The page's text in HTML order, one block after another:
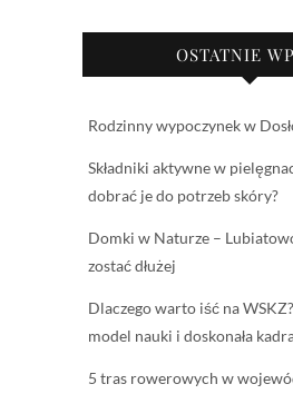
OSTATNIE
Rodzinny wypoczynek w
Składniki aktywne w
dobrać je do potrzeb skóry?
Domki w Naturze –
zostać dłużej
Dlaczego warto iść na
model nauki i doskonała
5 tras rowerowych w